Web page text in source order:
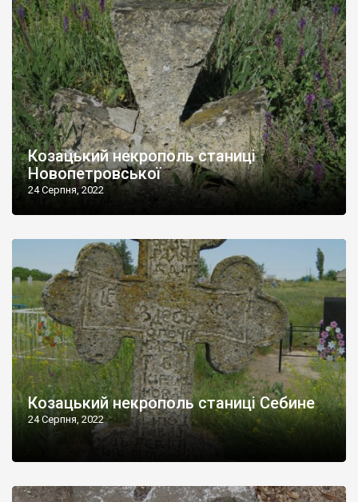
Козацький некрополь станиці
Новопетровської
24 Серпня, 2022
Козацький некрополь станиці Себине
24 Серпня, 2022